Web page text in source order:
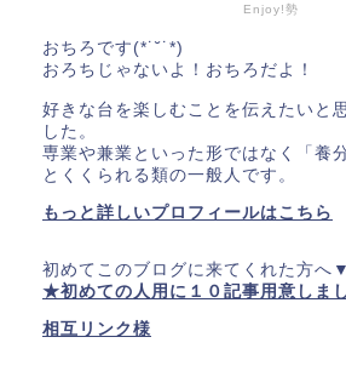
Enjoy!勢
おちろです(*˙˘˙*)
おろちじゃないよ！おちろだよ！
好きな台を楽しむことを伝えたいと
した。
専業や兼業といった形ではなく「養
とくくられる類の一般人です。
もっと詳しいプロフィールはこちら
初めてこのブログに来てくれた方へ▼
★初めての人用に１０記事用意しま
相互リンク様